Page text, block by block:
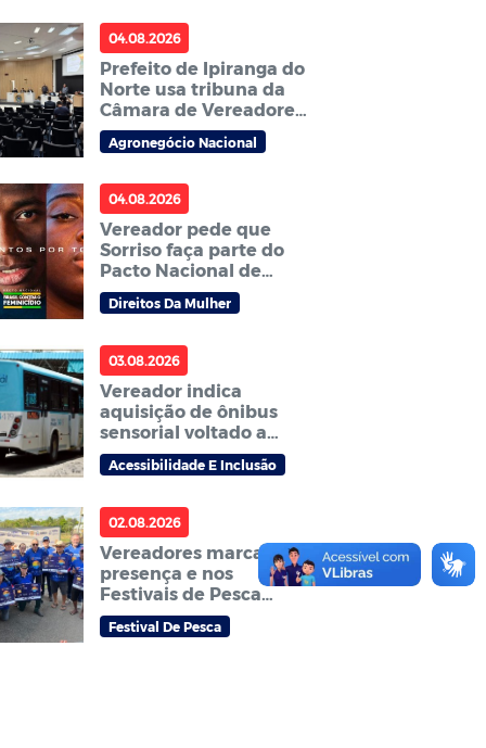
04.08.2026
Prefeito de Ipiranga do
Norte usa tribuna da
Câmara de Vereadores
para anunciar
Abertura Nacional do
2026/27
Agronegócio Nacional
04.08.2026
Vereador pede que
Sorriso faça parte do
Pacto Nacional de
Prevenção aos
Feminicídios
Direitos Da Mulher
03.08.2026
Vereador indica
aquisição de ônibus
sensorial voltado a
pessoas
neurodivergentes
Acessibilidade E Inclusão
02.08.2026
Vereadores marcam
presença e nos
Festivais de Pesca
Amador que abrem
temporada do
Festival De Pesca